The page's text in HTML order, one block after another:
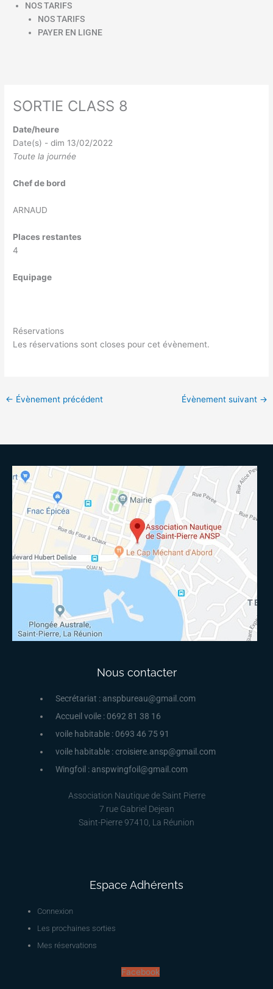
NOS TARIFS
NOS TARIFS
PAYER EN LIGNE
SORTIE CLASS 8
Date/heure
Date(s) - dim 13/02/2022
Toute la journée
Chef de bord
ARNAUD
Places restantes
4
Equipage
Réservations
Les réservations sont closes pour cet évènement.
← Évènement précédent Évènement suivant →
Nous contacter
Secrétariat : anspbureau@gmail.com
Accueil voile : 0692 81 38 16
voile habitable : 0693 46 75 91
voile habitable : croisiere.ansp@gmail.com
Wingfoil : anspwingfoil@gmail.com
Association Nautique de Saint Pierre
7 rue Gabriel Dejean
Saint-Pierre 97410, La Réunion
Espace Adhérents
Connexion
Les prochaines sorties
Mes réservations
Facebook